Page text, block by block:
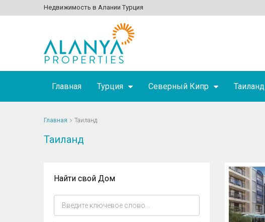
Недвижимость в Алании Турция
Главная Турция Северный Кипр Таиланд
Главная Таиланд
Таиланд
Найти свой Дом